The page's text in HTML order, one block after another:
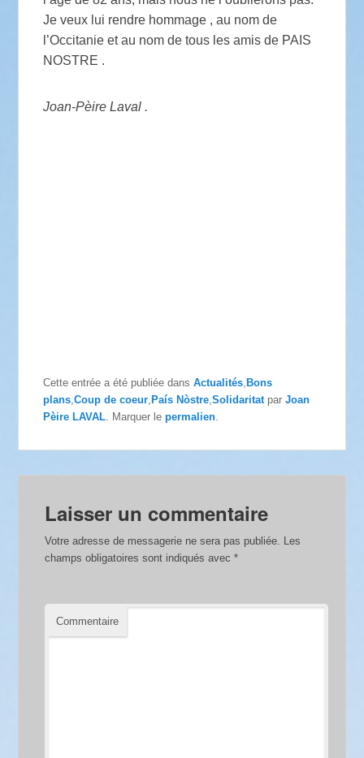
Je veux lui rendre hommage , au nom de
l’Occitanie et au nom de tous les amis de PAIS
NOSTRE .
Joan-Pèire Laval .
Cette entrée a été publiée dansActualités Bons
plans ,Coup de coeur País Nòstre ,Solidaritat parJoan
Pèire LAVAL . Marquer lepermalien
Laisser un commentaire
Votre adresse de messagerie ne sera pas publiée.
Les
champs obligatoires sont indiqués avec*
Commentaire